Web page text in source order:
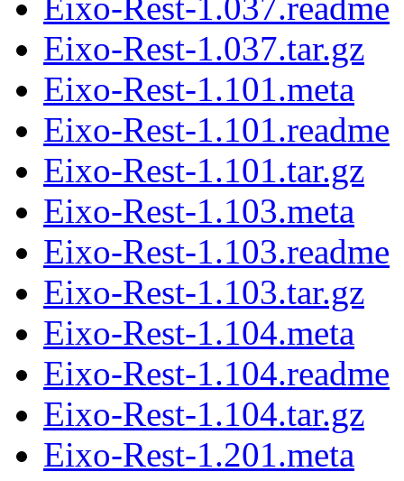
Eixo-Rest-1.037.tar.gz
Eixo-Rest-1.101.meta
Eixo-Rest-1.101.readme
Eixo-Rest-1.101.tar.gz
Eixo-Rest-1.103.meta
Eixo-Rest-1.103.readme
Eixo-Rest-1.103.tar.gz
Eixo-Rest-1.104.meta
Eixo-Rest-1.104.readme
Eixo-Rest-1.104.tar.gz
Eixo-Rest-1.201.meta